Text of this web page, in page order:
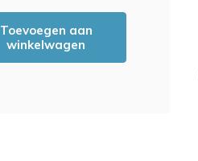
Toevoegen aan
winkelwagen